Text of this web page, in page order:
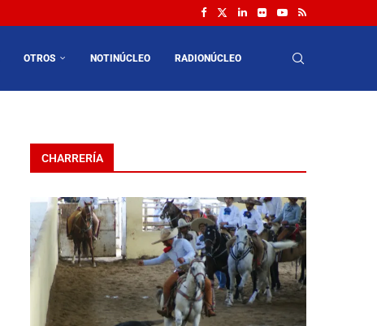
OTROS NOTINÚCLEO RADIONÚCLEO
CHARRERÍA